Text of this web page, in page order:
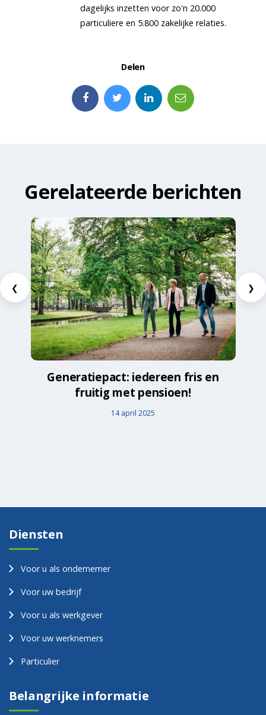
dagelijks inzetten voor zo'n 20.000
particuliere en 5.800 zakelijke relaties.
Delen
Gerelateerde berichten
❮ ❯
Generatiepact: iedereen fris en
fruitig met pensioen!
14 april 2025
Diensten
Voor u als ondernemer
Voor uw bedrijf
Voor u als werkgever
Voor uw werknemers
Particulier
Belangrijke informatie